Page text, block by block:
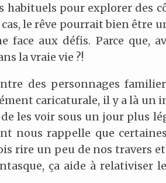
habituels pour explorer des
le rêve pourrait bien être
face aux défis. Parce que,
la vraie vie ?!
des personnages
caricaturale, il y a là un
les voir sous un jour plus
nous rappelle que
rire un peu de nos travers
ça aide à relativiser